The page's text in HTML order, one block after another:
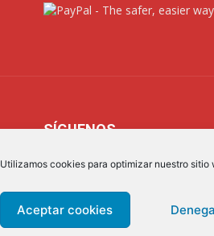
Utilizamos cookies para optimizar nuestro sitio
Aceptar cookies
SÍGUENOS